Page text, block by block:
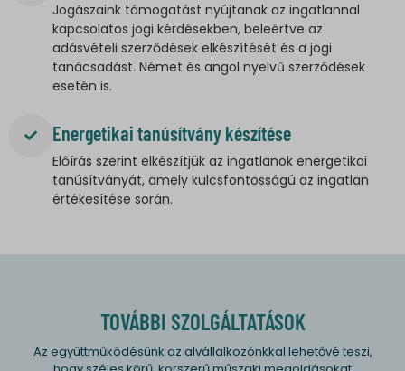
Jogászaink támogatást nyújtanak az ingatlannal
kapcsolatos jogi kérdésekben, beleértve az
adásvételi szerződések elkészítését és a jogi
tanácsadást. Német és angol nyelvű szerződések
esetén is.
Energetikai tanúsítvány készítése
Előírás szerint elkészítjük az ingatlanok energetikai
tanúsítványát, amely kulcsfontosságú az ingatlan
értékesítése során.
TOVÁBBI SZOLGÁLTATÁSOK
Az együttműködésünk az alvállalkozónkkal lehetővé teszi,